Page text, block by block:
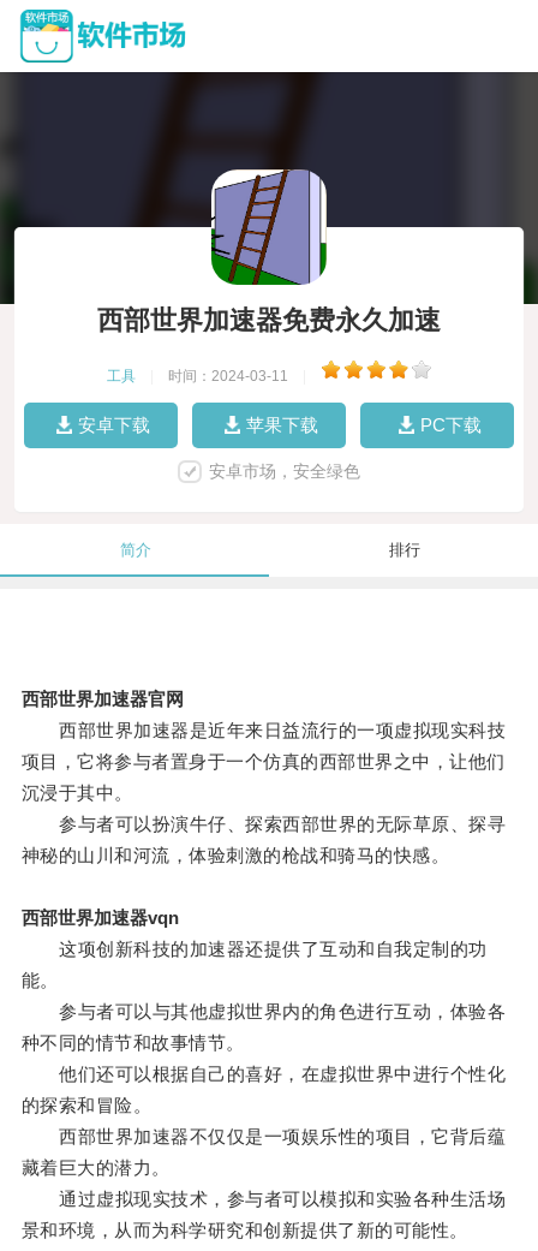
西部世界加速器免费永久加速
工具 时间：2024-03-11
安卓下载 苹果下载 PC下载
安卓市场，安全绿色
简介 排行
西部世界加速器官网
西部世界加速器是近年来日益流行的一项虚拟现实科技
项目，它将参与者置身于一个仿真的西部世界之中，让他们
沉浸于其中。
参与者可以扮演牛仔、探索西部世界的无际草原、探寻
神秘的山川和河流，体验刺激的枪战和骑马的快感。
西部世界加速器vqn
这项创新科技的加速器还提供了互动和自我定制的功
能。
参与者可以与其他虚拟世界内的角色进行互动，体验各
种不同的情节和故事情节。
他们还可以根据自己的喜好，在虚拟世界中进行个性化
的探索和冒险。
西部世界加速器不仅仅是一项娱乐性的项目，它背后蕴
藏着巨大的潜力。
通过虚拟现实技术，参与者可以模拟和实验各种生活场
景和环境，从而为科学研究和创新提供了新的可能性。